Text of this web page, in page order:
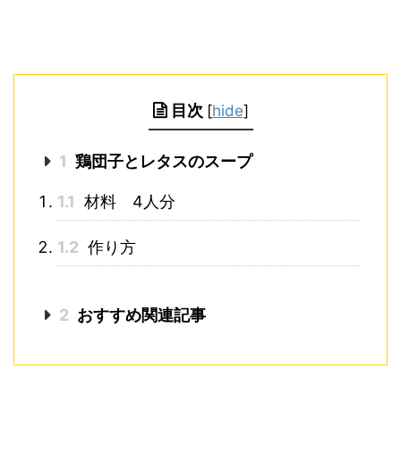
目次 [hide]
1 鶏団子とレタスのスープ
1.1 材料 4人分
1.2 作り方
2 おすすめ関連記事